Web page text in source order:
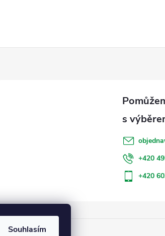
Souhlasím
+420
+420